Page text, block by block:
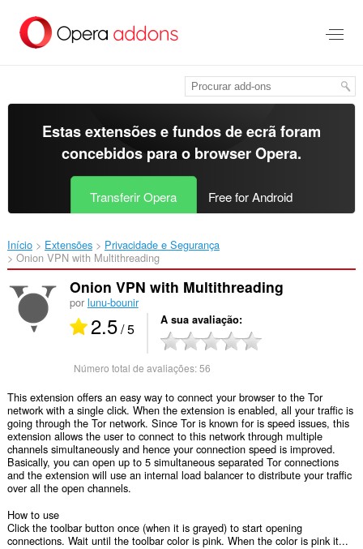
para
Estas extensões e fundos de ecrã foram
concebidos para o browser Opera.
Transferir Opera Free for Android
Início Extensões
Privacidade e Segurança
Onion VPN with Multithreading‎
Onion VPN with Multithreading
por lunu-bounir
2.5/ 5 A sua avaliação
Número total de avaliações:56
This extension offers an easy way to connect your browser to the Tor
network with a single click. When the extension is enabled, all your traffic is
going through the Tor network. Since Tor is known for is speed issues, this
extension allows the user to connect to this network through multiple
channels simultaneously and hence your connection speed is improved.
Basically, you can open up to 5 simultaneous separated Tor connections
and the extension will use an internal load balancer to distribute your traffic
over all the open channels.
How to use
Click the toolbar button once (when it is grayed) to start opening
connections. Wait until the toolbar color is pink. When the color is pink it...